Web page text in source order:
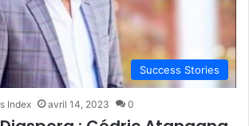
Success Stories
Index avril 14, 2023 0